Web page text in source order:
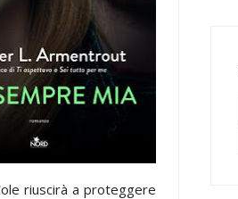
riuscirà a proteggere